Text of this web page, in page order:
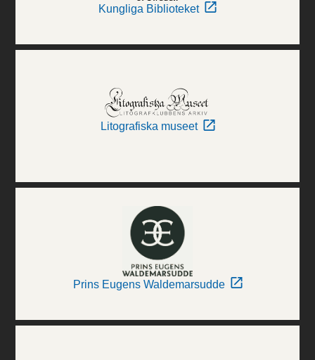
Kungliga Biblioteket
Litografiska museet
Prins Eugens Waldemarsudde